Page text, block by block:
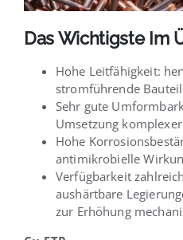
Das Wichtigste Im
Hohe Leitfähigkeit:
stromführende
Sehr gute
Umsetzung
Hohe
antimikrobielle
Verfügbarkeit
aushärtbare
zur Erhöhung